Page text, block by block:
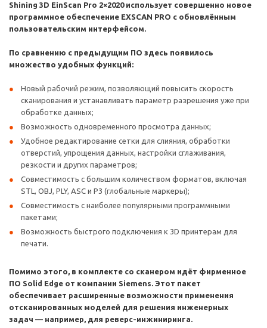
Shining 3D EinScan Pro 2×2020 использует совершенно новое
программное обеспечение EXSCAN PRO с обновлённым
пользовательским интерфейсом.
По сравнению с предыдущим ПО здесь появилось
множество удобных функций:
Новый рабочий режим, позволяющий повысить скорость
сканирования и устанавливать параметр разрешения уже при
обработке данных;
Возможность одновременного просмотра данных;
Удобное редактирование сетки для слияния, обработки
отверстий, упрощения данных, настройки сглаживания,
резкости и других параметров;
Совместимость с большим количеством форматов, включая
STL, OBJ, PLY, ASC и P3 (глобальные маркеры);
Совместимость с наиболее популярными программными
пакетами;
Возможность быстрого подключения к 3D принтерам для
печати.
Помимо этого, в комплекте со сканером идёт фирменное
ПО Solid Edge от компании Siemens. Этот пакет
обеспечивает расширенные возможности применения
отсканированных моделей для решения инженерных
задач — например, для реверс-инжиниринга.